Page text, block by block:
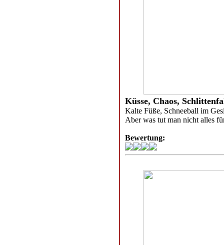
Küsse, Chaos,
Kalte Füße, Schneeball im
Aber was tut man nicht alles
Bewertung: